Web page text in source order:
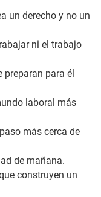
un derecho y no un
ni el trabajo
preparan para él
laboral más
más cerca de
de mañana.
construyen un